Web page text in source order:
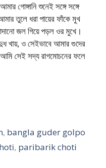
শুনেই সঙ্গে সঙ্গে
তুলে ধরা পায়ের ফাঁকে মুখ
জল গিয়ে পড়ল ওর মুখে।
খায়, ও সেইভাবে আমার গুদের
সেই সদ্য রাগমোচনের ফলে
, bangla guder golpo
, paribarik choti